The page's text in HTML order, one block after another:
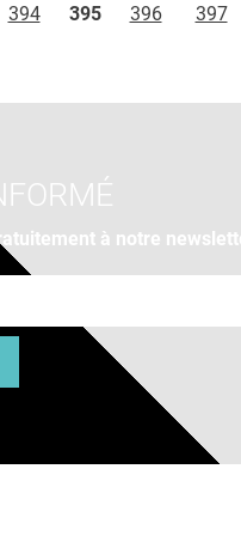
394 395 396 397
à notre